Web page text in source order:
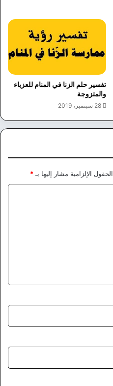
تفسير حلم الزنا في المنام للعزباء
والمتزوجة
28 سبتمبر، 2019
الحقول الإلزامية مشار إليها بـ *